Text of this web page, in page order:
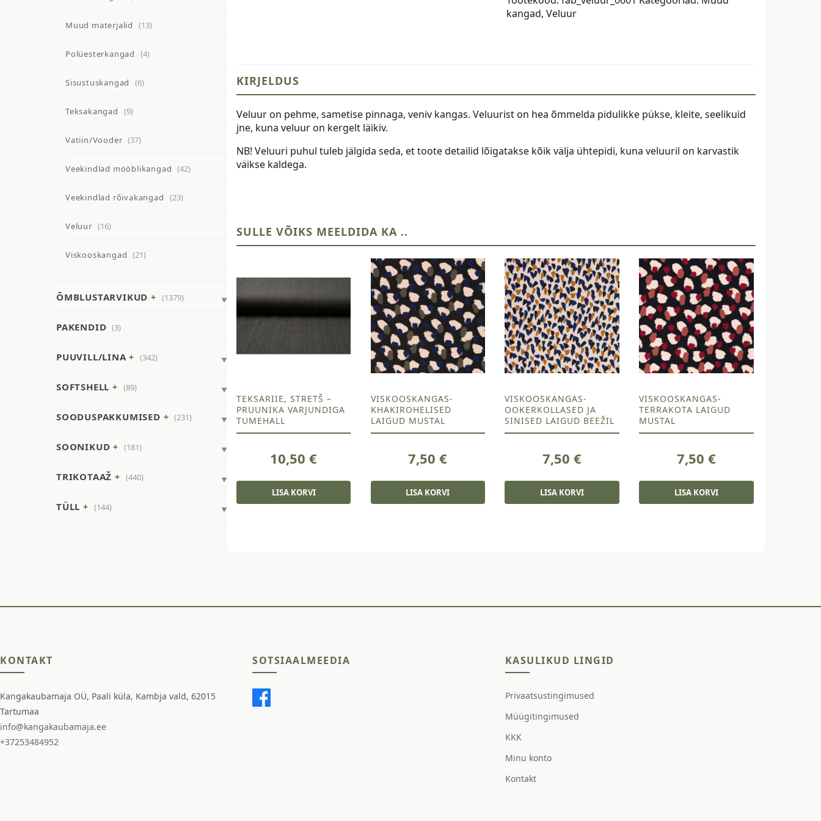
Muud materjalid (13)
Polüesterkangad (4)
Sisustuskangad (6)
Teksakangad (9)
Vatiin/Vooder (37)
Veekindlad mööblikangad (42)
Veekindlad rõivakangad (23)
Veluur (16)
Viskooskangad (21)
ÕMBLUSTARVIKUD (1379)
PAKENDID (3)
PUUVILL/LINA (342)
SOFTSHELL (89)
SOODUSPAKKUMISED (231)
SOONIKUD (181)
TRIKOTAAŽ (440)
TÜLL (144)
kangad, Veluur
KIRJELDUS
Veluur on pehme, sametise pinnaga, veniv kangas. Veluurist on hea õmmelda pidulikke pükse, kleite, seelikuid
jne, kuna veluur on kergelt läikiv.
NB! Veluuri puhul tuleb jälgida seda, et toote detailid lõigatakse kõik välja ühtepidi, kuna veluuril on karvastik
väikse kaldega.
SULLE VÕIKS MEELDIDA KA ..
TEKSARIIE, STRETŠ –
PRUUNIKA VARJUNDIGA
TUMEHALL
10,50€
LISA KORVI
VISKOOSKANGAS-
KHAKIROHELISED
LAIGUD MUSTAL
7,50€
LISA KORVI
VISKOOSKANGAS-
OOKERKOLLASED JA
SINISED LAIGUD BEEŽIL
7,50€
LISA KORVI
VISKOOSKANGAS-
TERRAKOTA LAIGUD
MUSTAL
7,50 €
LISA KORVI
KONTAKT
Kangakaubamaja OÜ, Paali küla, Kambja vald, 62015
Tartumaa
info@kangakaubamaja.ee
+37253484952
SOTSIAALMEEDIA KASULIKUD LINGID
Privaatsustingimused
Müügitingimused
KKK
Minu konto
Kontakt